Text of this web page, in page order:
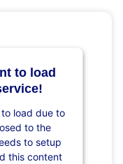
to load
load due to
to the
to setup
this content